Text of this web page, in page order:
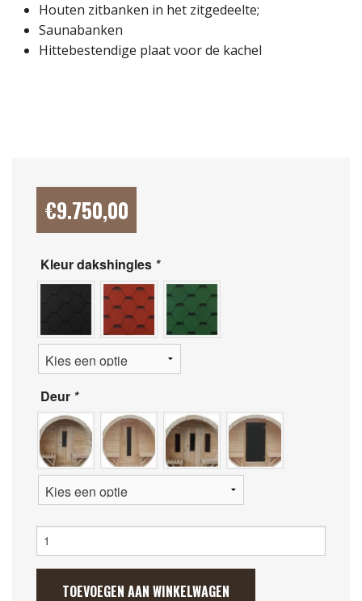
Houten zitbanken in het zitgedeelte;
Saunabanken
Hittebestendige plaat voor de kachel
€9.750,00
Kleur dakshingles *
Deur *
Barrel
met
TOEVOEGEN AAN WINKELWAGEN